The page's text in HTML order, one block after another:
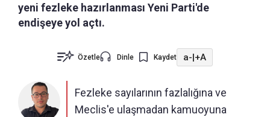
yeni fezleke hazırlanması Yeni Parti'de
endişeye yol açtı.
Özetle Dinle Kaydet a-|+A
Fezleke sayılarının fazlalığına ve
Meclis'e ulaşmadan kamuoyuna